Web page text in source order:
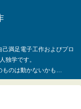
満足電子工作およびプロ
独学です。